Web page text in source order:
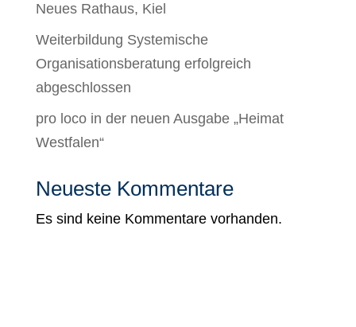
Neues Rathaus, Kiel
Weiterbildung Systemische
Organisationsberatung erfolgreich
abgeschlossen
pro loco in der neuen Ausgabe „Heimat
Westfalen“
Neueste Kommentare
Es sind keine Kommentare vorhanden.